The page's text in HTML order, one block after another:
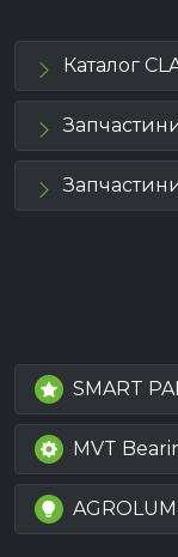
Каталог
SMART
MVT